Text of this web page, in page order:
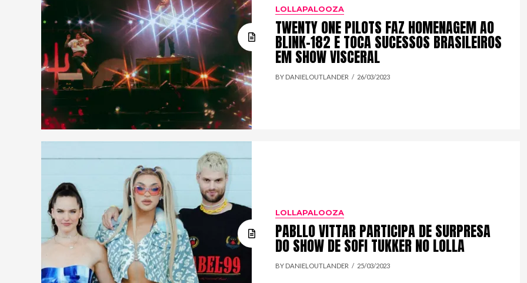
LOLLAPALOOZA
TWENTY ONE PILOTS FAZ HOMENAGEM AO
BLINK-182 E TOCA SUCESSOS BRASILEIROS
EM SHOW VISCERAL
BY DANIELOUTLANDER 26/03/2023
LOLLAPALOOZA
PABLLO VITTAR PARTICIPA DE SURPRESA
DO SHOW DE SOFI TUKKER NO LOLLA
BY DANIELOUTLANDER 25/03/2023